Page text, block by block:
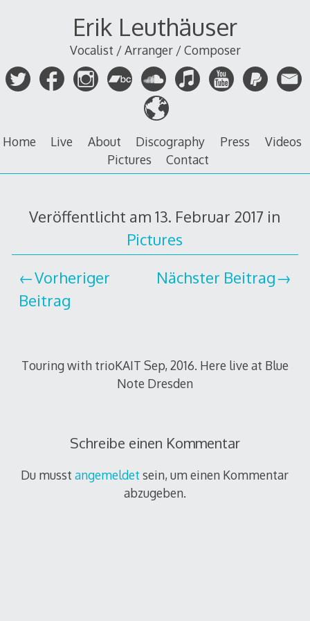
Erik Leuthäuser
Vocalist / Arranger / Composer
Home Live About Discography Press
Videos
Pictures
Contact
Veröffentlicht am13. Februar 2017 in
Pictures
Vorheriger
Beitrag
Nächster Beitrag
Touring with trioKAIT Sep, 2016. Here live at Blue
Note Dresden
Schreibe einen Kommentar
Du musstangemeldet sein, um einen Kommentar
abzugeben.